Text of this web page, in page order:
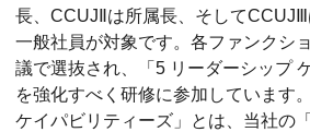
長、CCUJⅡは所属長、そして
一般社員が対象です。各ファンクシ
議で選抜され、「5 リーダーシップ
を強化すべく研修に参加しています
ケイパビリティーズ」とは、当社の